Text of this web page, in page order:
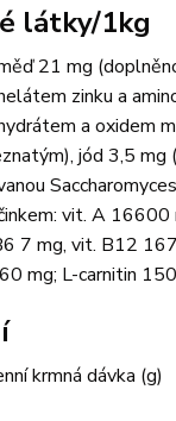
látky/1kg
21 mg
zinku a
a oxidem
jód 3,5
vit. A
7 mg, vit. B12
mg; L-carnitin
krmná dávka (g)